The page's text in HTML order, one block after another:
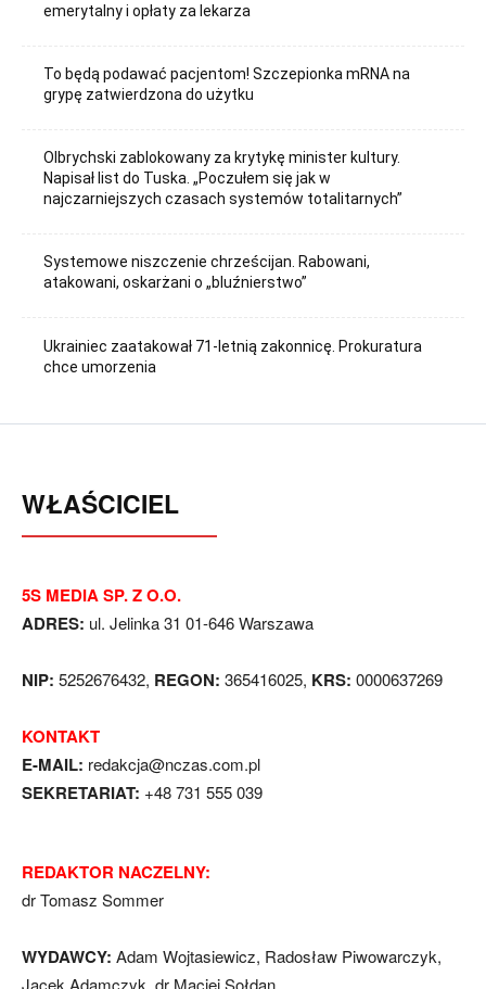
emerytalny i opłaty za lekarza
To będą podawać pacjentom! Szczepionka mRNA na
grypę zatwierdzona do użytku
Olbrychski zablokowany za krytykę minister kultury.
Napisał list do Tuska. „Poczułem się jak w
najczarniejszych czasach systemów totalitarnych”
Systemowe niszczenie chrześcijan. Rabowani,
atakowani, oskarżani o „bluźnierstwo”
Ukrainiec zaatakował 71-letnią zakonnicę. Prokuratura
chce umorzenia
WŁAŚCICIEL
5S MEDIA SP. Z O.O.
ADRES: ul. Jelinka 31 01-646 Warszawa
NIP: 5252676432, REGON: 365416025, KRS: 0000637269
KONTAKT
E-MAIL: redakcja@nczas.com.pl
SEKRETARIAT: +48 731 555 039
REDAKTOR NACZELNY:
dr Tomasz Sommer
WYDAWCY: Adam Wojtasiewicz, Radosław Piwowarczyk,
Jacek Adamczyk, dr Maciej Sołdan